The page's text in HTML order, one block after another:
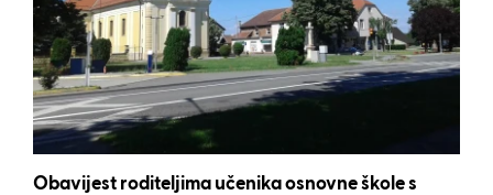
Obavijest roditeljima učenika osnovne škole s